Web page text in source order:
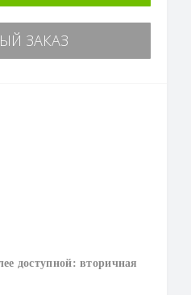
ЗАКАЗ
доступной: вторичная